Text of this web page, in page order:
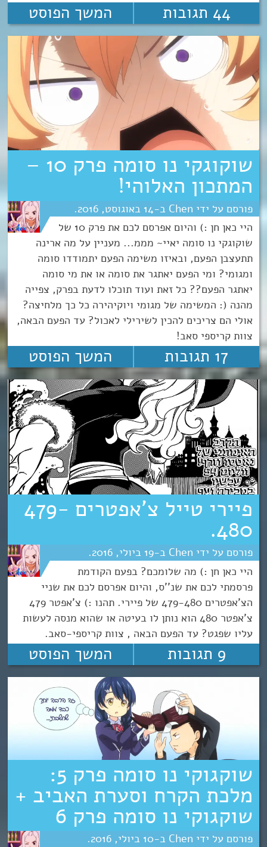
44 תגובות המשך הפוסט
שוקוגקי נו סומה פרק 10 –
המתכון האלוהי!
Chen
14 אוגוסט 2016
היי כאן חן :) והיום אפרסם לכם את פרק 10 של
שוקוגקי נו סומה יאיי~ מממ... מעניין על מה ארינה
תתעצבן הפעם, ובאיזו משימה הפעם יתמודדו סומה
ומגומי? ומי הפעם יאתגר את סומה או את מי סומה
יאתגר הפעם?? כל זאת ועוד תוכלו לדעת בפרק, צפייה
מהנה (: המשימה של מגומי ויוקיהירה כל כך מלחיצה?
אולי הם צריכים להכין לשירילי לאכול? עד הפעם הבאה,
צוות קריספי סאב!
17 תגובות המשך הפוסט
פיירי טייל צ’אפטרים 479-
480.
Chen
19 יולי 2016
היי כאן חן :) מה שלומכם? בפעם הקודמת
פרסמתי לכם את שנ''ס, והיום אפרסם לכם את שניי
הצ'אפטרים 479-480 של פיירי. תהנו :) צ'אפטר 479
צ'אפטר 480 הוא נותן לו בעיטה או שהוא מנסה לעשות
עליו שפגט? עד הפעם הבאה , צוות קריספי-סאב.
9 תגובות המשך הפוסט
שוקגוקי נו סומה פרק 5:
מלכת הקרח וסערת האביב +
שוקגוקי נו סומה פרק 6
Chen
10 יולי 2016